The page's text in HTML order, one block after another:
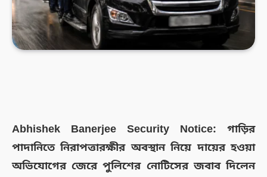
Abhishek Banerjee Security Notice: গাড়ির
পাদানিতে নিরাপত্তারক্ষীর অবস্থান নিয়ে দায়ের হওয়া
অভিযোগের জেরে পুলিশের নোটিসের জবাব দিলেন